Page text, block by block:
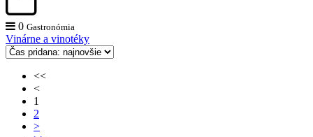
0 Gastronómia
Vinárne a vinotéky
<<
<
1
2
>